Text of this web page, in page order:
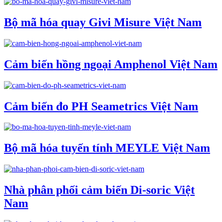
Bộ mã hóa quay Givi Misure Việt Nam
Cảm biến hồng ngoại Amphenol Việt Nam
Cảm biến đo PH Seametrics Việt Nam
Bộ mã hóa tuyến tính MEYLE Việt Nam
Nhà phân phối cảm biến Di-soric Việt
Nam